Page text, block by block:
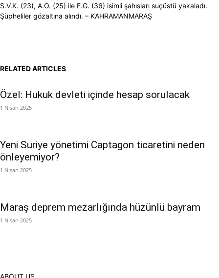
S.V.K. (23), A.O. (25) ile E.G. (36) isimli şahısları suçüstü yakaladı.
Şüpheliler gözaltına alındı. – KAHRAMANMARAŞ
RELATED ARTICLES
Özel: Hukuk devleti içinde hesap sorulacak
1 Nisan 2025
Yeni Suriye yönetimi Captagon ticaretini neden
önleyemiyor?
1 Nisan 2025
Maraş deprem mezarlığında hüzünlü bayram
1 Nisan 2025